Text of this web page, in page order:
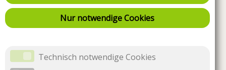
Nur notwendige Cookies
Technisch notwendige Cookies